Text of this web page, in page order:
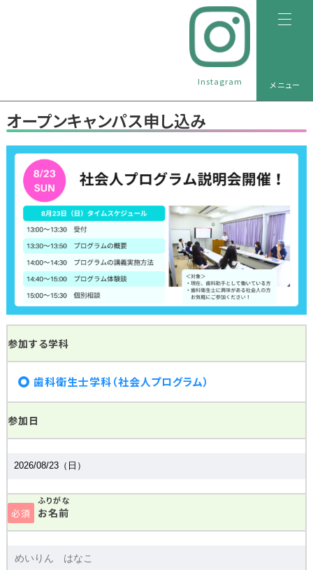
Instagram メニュー
オープンキャンパス申し込み
参加する学科
歯科衛生士学科（社会人プログラム）
参加日
必須 お名前
ふりがな